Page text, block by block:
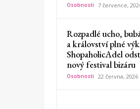
Osobnosti 7 července,
Rozpadlé ucho,
a království plné
ShopaholicAdel
nový festival bizáru
Osobnosti 22 června, 2026